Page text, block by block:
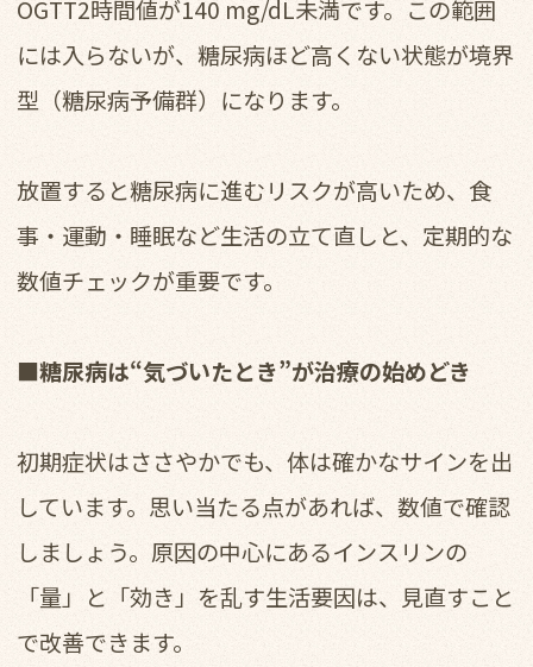
OGTT2時間値が140 mg/dL未満です。この範囲
には入らないが、糖尿病ほど高くない状態が境界
型（糖尿病予備群）になります。
放置すると糖尿病に進むリスクが高いため、食
事・運動・睡眠など生活の立て直しと、定期的な
数値チェックが重要です。
■糖尿病は“気づいたとき”が治療の始めどき
初期症状はささやかでも、体は確かなサインを出
しています。思い当たる点があれば、数値で確認
しましょう。原因の中心にあるインスリンの
「量」と「効き」を乱す生活要因は、見直すこと
で改善できます。